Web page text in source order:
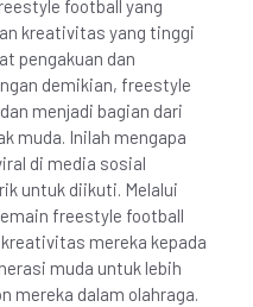
football yang
kreativitas yang tinggi
pengakuan dan
demikian, freestyle
menjadi bagian dari
muda. Inilah mengapa
di media sosial
untuk diikuti. Melalui
freestyle football
mereka kepada
muda untuk lebih
mereka dalam olahraga.